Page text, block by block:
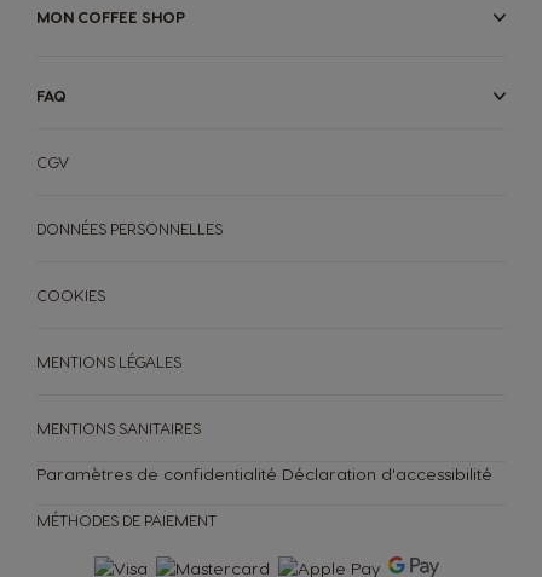
MON COFFEE SHOP
FAQ
MÉTHODES DE PAIEMENT
CGV
DONNÉES PERSONNELLES
COOKIES
MENTIONS LÉGALES
MENTIONS SANITAIRES
Paramètres de confidentialité Déclaration d'accessibilité